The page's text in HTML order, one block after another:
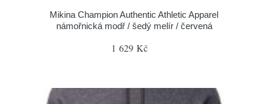
Mikina Champion Authentic Athletic Apparel
námořnická modř / šedý melír / červená
1 629 Kč